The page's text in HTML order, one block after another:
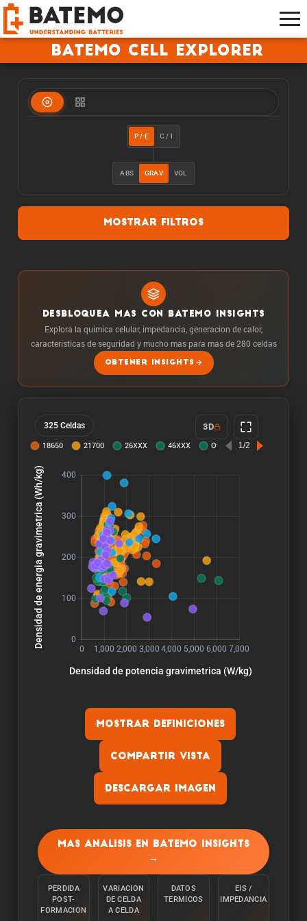
Batemo Cell Explorer
P / E C / I
ABS GRAV VOL
Mostrar filtros
DESBLOQUEA MAS CON BATEMO INSIGHTS
Explora la quimica celular, impedancia, generacion de calor,
caracteristicas de seguridad y mucho mas para mas de 280 celdas
OBTENER INSIGHTS
325 Celdas 3D
Mostrar definiciones
Compartir vista
Descargar imagen
La capacidad se mide descargando la celula a
una temperatura ambiente de 25°C desde el
100% con una corriente constante C/10 hasta
Energia:
Mas analisis en Batemo Insights
→
PERDIDA
POST-
FORMACION
VARIACION
DE CELDA
A CELDA
DATOS
TERMICOS
EIS /
IMPEDANCIA